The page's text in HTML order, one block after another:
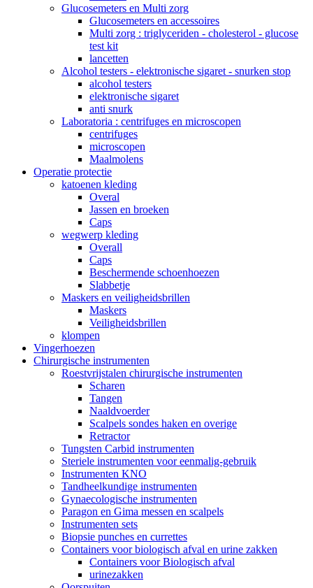
Glucosemeters en Multi zorg
Glucosemeters en accessoires
Multi zorg : triglyceriden - cholesterol - glucose
test kit
lancetten
Alcohol testers - elektronische sigaret - snurken stop
alcohol testers
elektronische sigaret
anti snurk
Laboratoria : centrifuges en microscopen
centrifuges
microscopen
Maalmolens
Operatie protectie
katoenen kleding
Overal
Jassen en broeken
Caps
wegwerp kleding
Overall
Caps
Beschermende schoenhoezen
Slabbetje
Maskers en veiligheidsbrillen
Maskers
Veiligheidsbrillen
klompen
Vingerhoezen
Chirurgische instrumenten
Roestvrijstalen chirurgische instrumenten
Scharen
Tangen
Naaldvoerder
Scalpels sondes haken en overige
Retractor
Tungsten Carbid instrumenten
Steriele instrumenten voor eenmalig-gebruik
Instrumenten KNO
Tandheelkundige instrumenten
Gynaecologische instrumenten
Paragon en Gima messen en scalpels
Instrumenten sets
Biopsie punches en currettes
Containers voor biologisch afval en urine zakken
Containers voor Biologisch afval
urinezakken